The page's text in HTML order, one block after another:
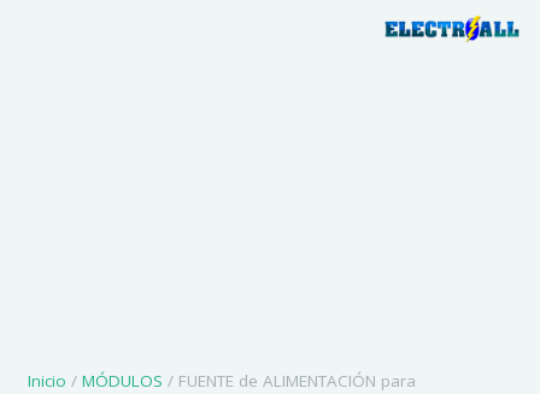
Inicio / MÓDULOS / FUENTE de ALIMENTACIÓN para